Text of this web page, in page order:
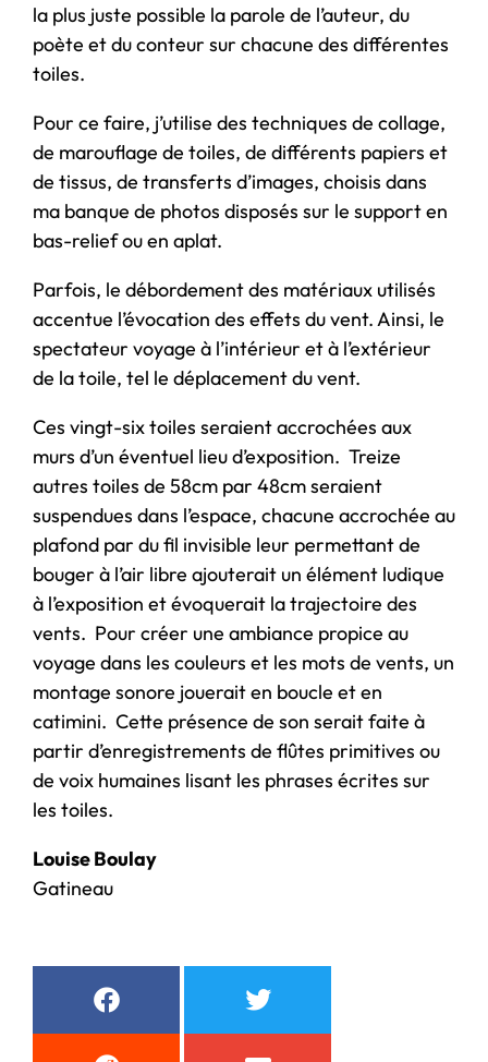
la plus juste possible la parole de l’auteur, du
poète et du conteur sur chacune des différentes
toiles.
Pour ce faire, j’utilise des techniques de collage,
de marouflage de toiles, de différents papiers et
de tissus, de transferts d’images, choisis dans
ma banque de photos disposés sur le support en
bas-relief ou en aplat.
Parfois, le débordement des matériaux utilisés
accentue l’évocation des effets du vent. Ainsi, le
spectateur voyage à l’intérieur et à l’extérieur
de la toile, tel le déplacement du vent.
Ces vingt-six toiles seraient accrochées aux
murs d’un éventuel lieu d’exposition. Treize
autres toiles de 58cm par 48cm seraient
suspendues dans l’espace, chacune accrochée au
plafond par du fil invisible leur permettant de
bouger à l’air libre ajouterait un élément ludique
à l’exposition et évoquerait la trajectoire des
vents. Pour créer une ambiance propice au
voyage dans les couleurs et les mots de vents, un
montage sonore jouerait en boucle et en
catimini. Cette présence de son serait faite à
partir d’enregistrements de flûtes primitives ou
de voix humaines lisant les phrases écrites sur
les toiles.
Louise Boulay
Gatineau